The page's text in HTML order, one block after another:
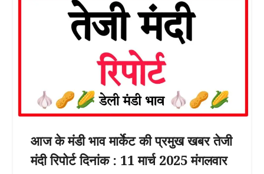
आज के मंडी भाव मार्केट की प्रमुख खबर तेजी
मंदी रिपोर्ट दिनांक : 11 मार्च 2025 मंगलवार